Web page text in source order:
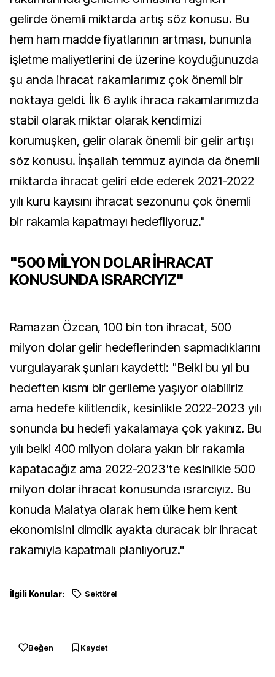
gelirde önemli miktarda artış söz konusu. Bu
hem ham madde fiyatlarının artması, bununla
işletme maliyetlerini de üzerine koyduğunuzda
şu anda ihracat rakamlarımız çok önemli bir
noktaya geldi. İlk 6 aylık ihraca rakamlarımızda
stabil olarak miktar olarak kendimizi
korumuşken, gelir olarak önemli bir gelir artışı
söz konusu. İnşallah temmuz ayında da önemli
miktarda ihracat geliri elde ederek 2021-2022
yılı kuru kayısını ihracat sezonunu çok önemli
bir rakamla kapatmayı hedefliyoruz."
"500 MİLYON DOLAR İHRACAT
KONUSUNDA ISRARCIYIZ"
Ramazan Özcan, 100 bin ton ihracat, 500
milyon dolar gelir hedeflerinden sapmadıklarını
vurgulayarak şunları kaydetti: "Belki bu yıl bu
hedeften kısmı bir gerileme yaşıyor olabiliriz
ama hedefe kilitlendik, kesinlikle 2022-2023 yılı
sonunda bu hedefi yakalamaya çok yakınız. Bu
yılı belki 400 milyon dolara yakın bir rakamla
kapatacağız ama 2022-2023'te kesinlikle 500
milyon dolar ihracat konusunda ısrarcıyız. Bu
konuda Malatya olarak hem ülke hem kent
ekonomisini dimdik ayakta duracak bir ihracat
rakamıyla kapatmalı planlıyoruz."
İlgili Konular: Sektörel
Beğen Kaydet